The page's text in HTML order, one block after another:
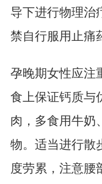
导下进行物理治
禁自行服用止痛
孕晚期女性应注
食上保证钙质与
肉，多食用牛奶
物。适当进行散
度劳累，注意腰